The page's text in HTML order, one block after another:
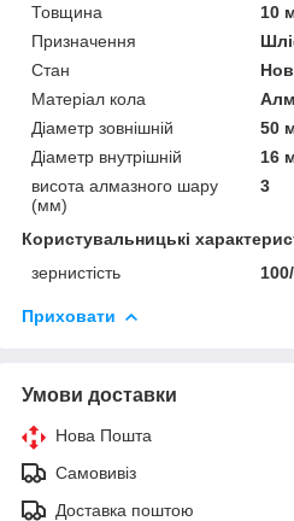
Товщина
10
Призначення
Стан
Матеріал кола
Діаметр зовнішній
50
Діаметр внутрішній
16
висота алмазного шару
(мм)
3
Користувальницькі
зернистість
Приховати
Умови доставки
Нова Пошта
Самовивіз
Доставка поштою